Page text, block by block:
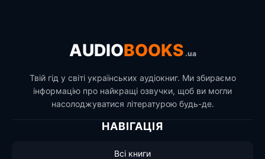
AUDIOBOOKS .ua
Твій гід у світі українських аудіокниг. Ми збираємо
інформацію про найкращі озвучки, щоб ви могли
насолоджуватися літературою будь-де.
НАВІГАЦІЯ
Всі книги